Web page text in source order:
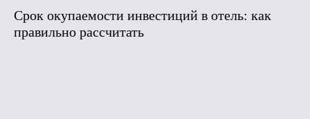
Срок окупаемости инвестиций в отель: как
правильно рассчитать